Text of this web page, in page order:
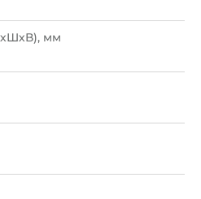
мм